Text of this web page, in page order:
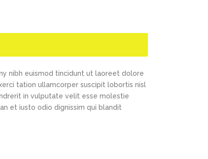
nibh euismod tincidunt ut laoreet dolore
tation ullamcorper suscipit lobortis nisl
in vulputate velit esse molestie
et iusto odio dignissim qui blandit